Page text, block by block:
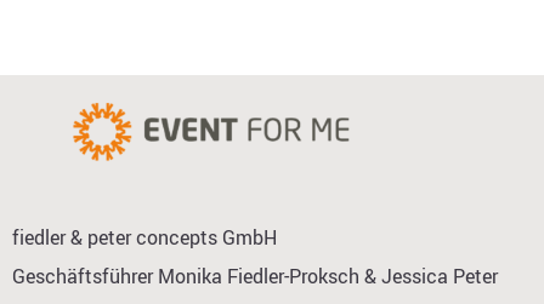
fiedler & peter concepts GmbH
Geschäftsführer Monika Fiedler-Proksch & Jessica Peter